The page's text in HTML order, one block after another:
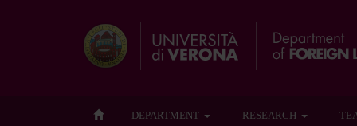
DEPARTMENT RESEARCH